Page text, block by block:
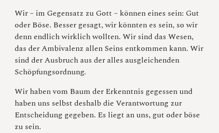
Wir – im Gegensatz zu Gott – können eines sein: Gut
oder Böse. Besser gesagt, wir könnten es sein, so wir
denn endlich wirklich wollten. Wir sind das Wesen,
das der Ambivalenz allen Seins entkommen kann. Wir
sind der Ausbruch aus der alles ausgleichenden
Schöpfungsordnung.
Wir haben vom Baum der Erkenntnis gegessen und
haben uns selbst deshalb die Verantwortung zur
Entscheidung gegeben. Es liegt an uns, gut oder böse
zu sein.